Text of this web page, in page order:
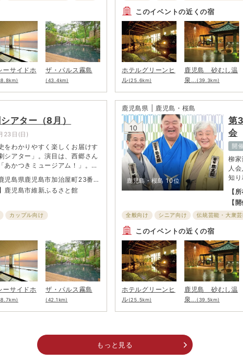
の販売や、イベントも開催。
ーサイドホ
ザ・パルス霧島
(43.4km)
このイベントの近くの宿
ホテルグリーンヒ
ル(25.6km)
鹿児島 砂むし温
泉...(39.3km)
アター（8月）
23日(日)
をわかりやすく楽しくお届けす
シアター」。演目は、西郷さん
あかつきミュージアム！」。日
貢献した留学生を讃える像「若
」その頂点に立つ男、町田久
、東京・上野にある国立博物館
非観覧しに行ってみよう。※予
順で132名まで。
児島県鹿児島市加治屋町23番1
鹿児島市維新ふるさと館
カップル向け
ーサイドホ
ザ・パルス霧島
(42.1km)
鹿児島県 | 鹿児島・桜島
10
鹿児島・桜島 10位
第
会
開
柳
人
知り
し
す
か
待し
【
【
民ホ
全般向け シニア向け 伝統芸能・大衆
このイベントの近くの宿
ホテルグリーンヒ
ル(25.5km)
鹿児島 砂むし温
泉...(39.5km)
もっと見る